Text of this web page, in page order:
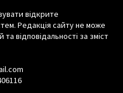
відкрите
Редакція сайту не може
відповідальності за зміст